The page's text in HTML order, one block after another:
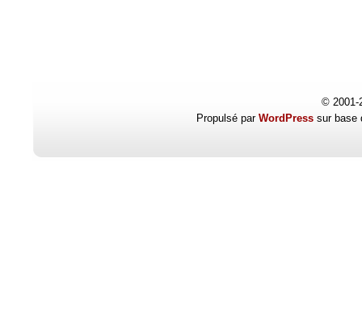
© 2001-
Propulsé par WordPresssur base